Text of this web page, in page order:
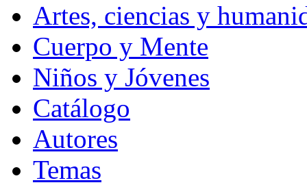
Artes, ciencias y
Cuerpo y Mente
Niños y Jóvenes
Catálogo
Autores
Temas